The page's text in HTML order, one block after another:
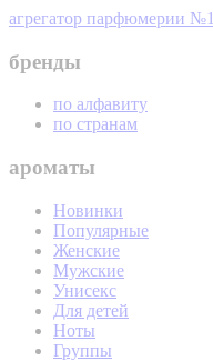
агрегатор парфюмерии №1
бренды
по алфавиту
по странам
ароматы
Новинки
Популярные
Женские
Мужские
Унисекс
Для детей
Ноты
Группы